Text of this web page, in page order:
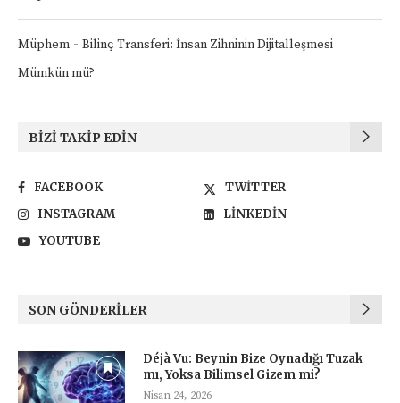
Müphem - Bilinç Transferi: İnsan Zihninin Dijitalleşmesi
Mümkün mü?
BIZI TAKIP EDIN
FACEBOOK
TWITTER
INSTAGRAM
LINKEDIN
YOUTUBE
SON GÖNDERILER
Déjà Vu: Beynin Bize Oynadığı Tuzak
mı, Yoksa Bilimsel Gizem mi?
Nisan 24, 2026